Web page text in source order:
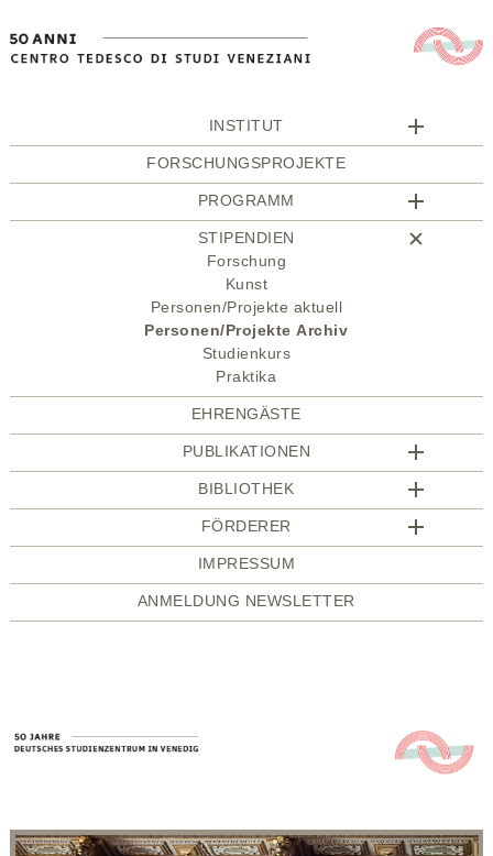
INSTITUT
FORSCHUNGSPROJEKTE
PROGRAMM
STIPENDIEN
Forschung
Kunst
Personen/Projekte aktuell
Personen/Projekte Archiv
Studienkurs
Praktika
EHRENGÄSTE
PUBLIKATIONEN
BIBLIOTHEK
FÖRDERER
IMPRESSUM
ANMELDUNG NEWSLETTER